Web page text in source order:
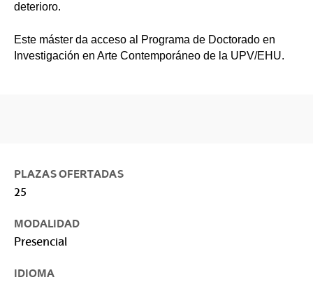
deterioro.
Este máster da acceso al Programa de Doctorado en
Investigación en Arte Contemporáneo de la UPV/EHU.
PLAZAS OFERTADAS
25
MODALIDAD
Presencial
IDIOMA